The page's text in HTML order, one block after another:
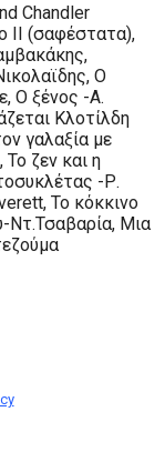
Chandler
II (σαφέστατα),
Ο
Ο ξένος -Α.
Κλοτίλδη
γαλαξία με
ζεν και η
-Ρ.
Το κόκκινο
Ντ.Τσαβαρία, Μια